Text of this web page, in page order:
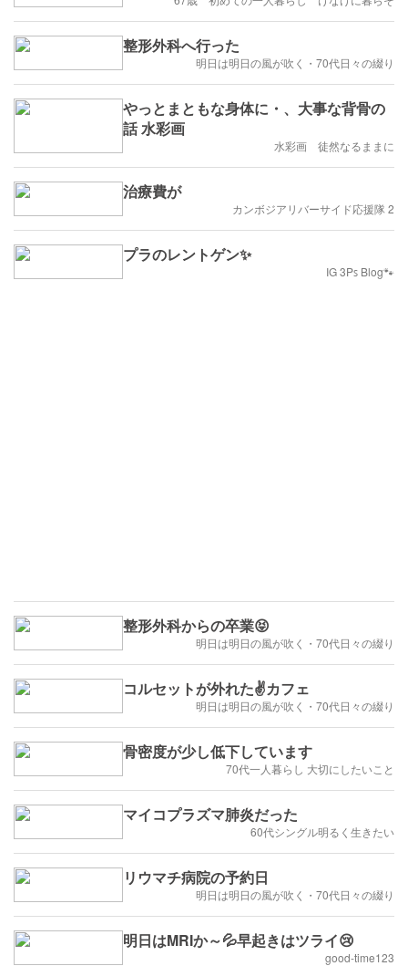
整形外科へ行った
明日は明日の風が吹く・70代日々の綴り
やっとまともな身体に・、大事な背骨の
話 水彩画
水彩画 徒然なるままに
治療費が
カンボジアリバーサイド応援隊 2
プラのレントゲン✨
IG 3Pꜱ Blog🐾
整形外科からの卒業😝
明日は明日の風が吹く・70代日々の綴り
コルセットが外れた✌️カフェ
明日は明日の風が吹く・70代日々の綴り
骨密度が少し低下しています
70代一人暮らし 大切にしたいこと
マイコプラズマ肺炎だった
60代シングル明るく生きたい
リウマチ病院の予約日
明日は明日の風が吹く・70代日々の綴り
明日はMRIか～💦早起きはツライ😢
good-time123